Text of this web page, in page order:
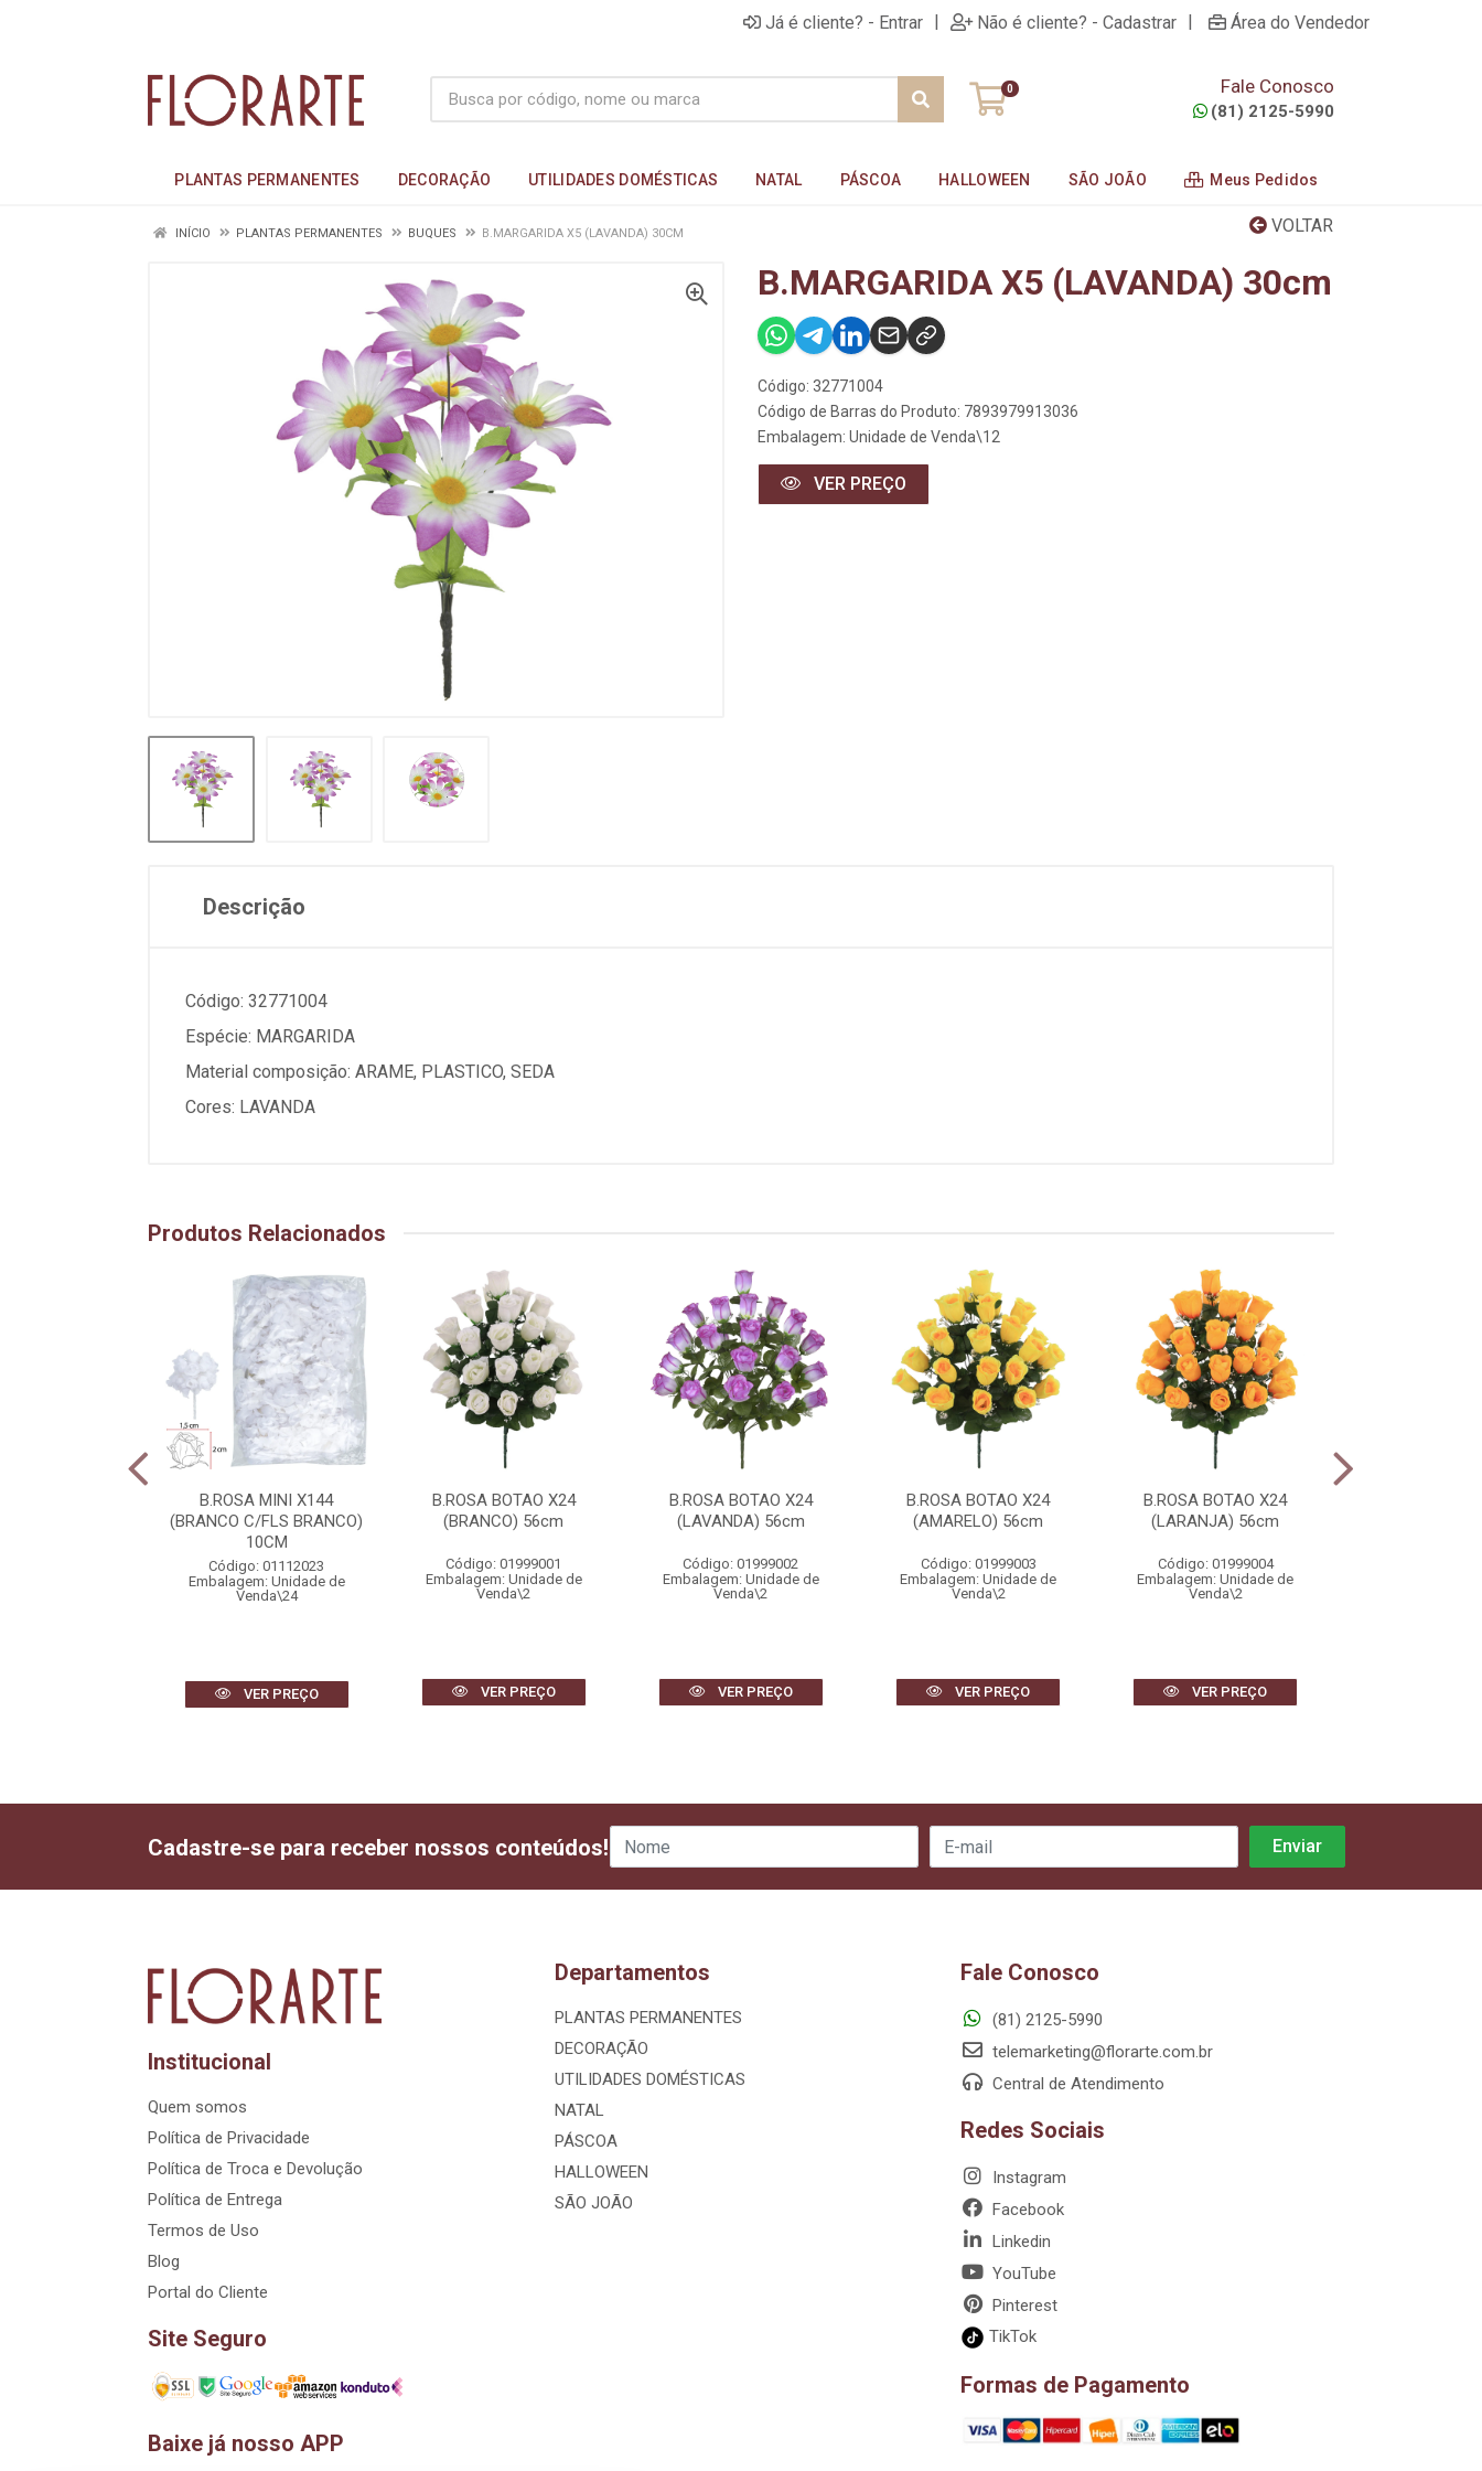
Já é cliente? - Entrar | Não é cliente? - Cadastrar | Área do Vendedor
0 Fale Conosco
(81) 2125-5990
PLANTAS PERMANENTES DECORAÇÃO UTILIDADES DOMÉSTICAS NATAL PÁSCOA HALLOWEEN SÃO JOÃO Meus Pedidos
VOLTAR
INÍCIO PLANTAS PERMANENTES BUQUES B.MARGARIDA X5 (LAVANDA) 30CM
B.MARGARIDA X5 (LAVANDA) 30cm
Código: 32771004
Código de Barras do Produto: 7893979913036
Embalagem: Unidade de Venda\12
VER PREÇO
Descrição
Código: 32771004
Espécie: MARGARIDA
Material composição: ARAME, PLASTICO, SEDA
Cores: LAVANDA
Produtos Relacionados
B.ROSA MINI X144
(BRANCO C/FLS BRANCO)
10CM
Código: 01112023
Embalagem: Unidade de
Venda\24
VER PREÇO
B.ROSA BOTAO X24
(BRANCO) 56cm
Código: 01999001
Embalagem: Unidade de
Venda\2
VER PREÇO
B.ROSA BOTAO X24
(LAVANDA) 56cm
Código: 01999002
Embalagem: Unidade de
Venda\2
VER PREÇO
B.ROSA BOTAO X24
(AMARELO) 56cm
Código: 01999003
Embalagem: Unidade de
Venda\2
VER PREÇO
B.ROSA BOTAO X24
(LARANJA) 56cm
Código: 01999004
Embalagem: Unidade de
Venda\2
VER PREÇO
Cadastre-se para receber nossos conteúdos!
Institucional
Quem somos
Política de Privacidade
Política de Troca e Devolução
Política de Entrega
Termos de Uso
Blog
Portal do Cliente
Site Seguro
Baixe já nosso APP
Departamentos
PLANTAS PERMANENTES
DECORAÇÃO
UTILIDADES DOMÉSTICAS
NATAL
PÁSCOA
HALLOWEEN
SÃO JOÃO
Fale Conosco
(81) 2125-5990
telemarketing@florarte.com.br
Central de Atendimento
Redes Sociais
Instagram
Facebook
Linkedin
YouTube
Pinterest
TikTok
Formas de Pagamento